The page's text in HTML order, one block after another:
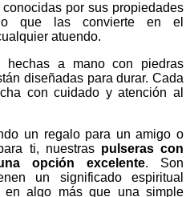
por sus propiedades
que las convierte en el
atuendo.
hechas a mano con piedras
diseñadas para durar. Cada
con cuidado y atención al
un regalo para un amigo o
ti, nuestras pulseras con
opción excelente. Son
un significado espiritual
en algo más que una simple